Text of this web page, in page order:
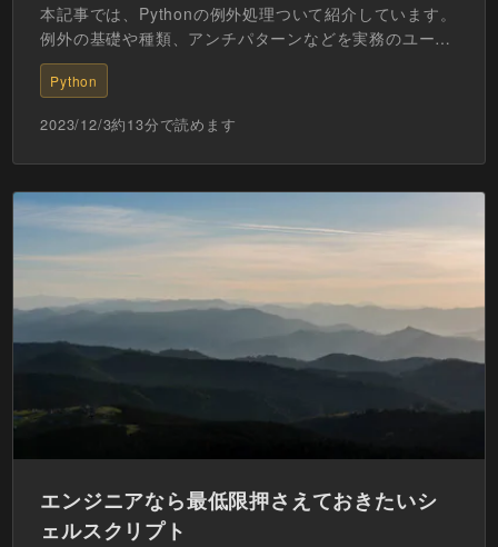
本記事では、Pythonの例外処理ついて紹介しています。
例外の基礎や種類、アンチパターンなどを実務のユース
ケースを交えながら具体的に説明していますので、ぜひ
参考...
Python
2023/12/3約13分で読めます
エンジニアなら最低限押さえておきたいシ
ェルスクリプト